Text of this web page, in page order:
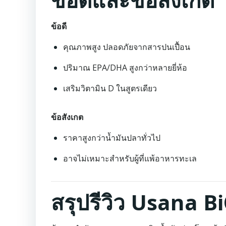
ข้อดี
คุณภาพสูง ปลอดภัยจากสารปนเปื้อน
ปริมาณ EPA/DHA สูงกว่าหลายยี่ห้อ
เสริมวิตามิน D ในสูตรเดียว
ข้อสังเกต
ราคาสูงกว่าน้ำมันปลาทั่วไป
อาจไม่เหมาะสำหรับผู้ที่แพ้อาหารทะเล
สรุปรีวิว Usana